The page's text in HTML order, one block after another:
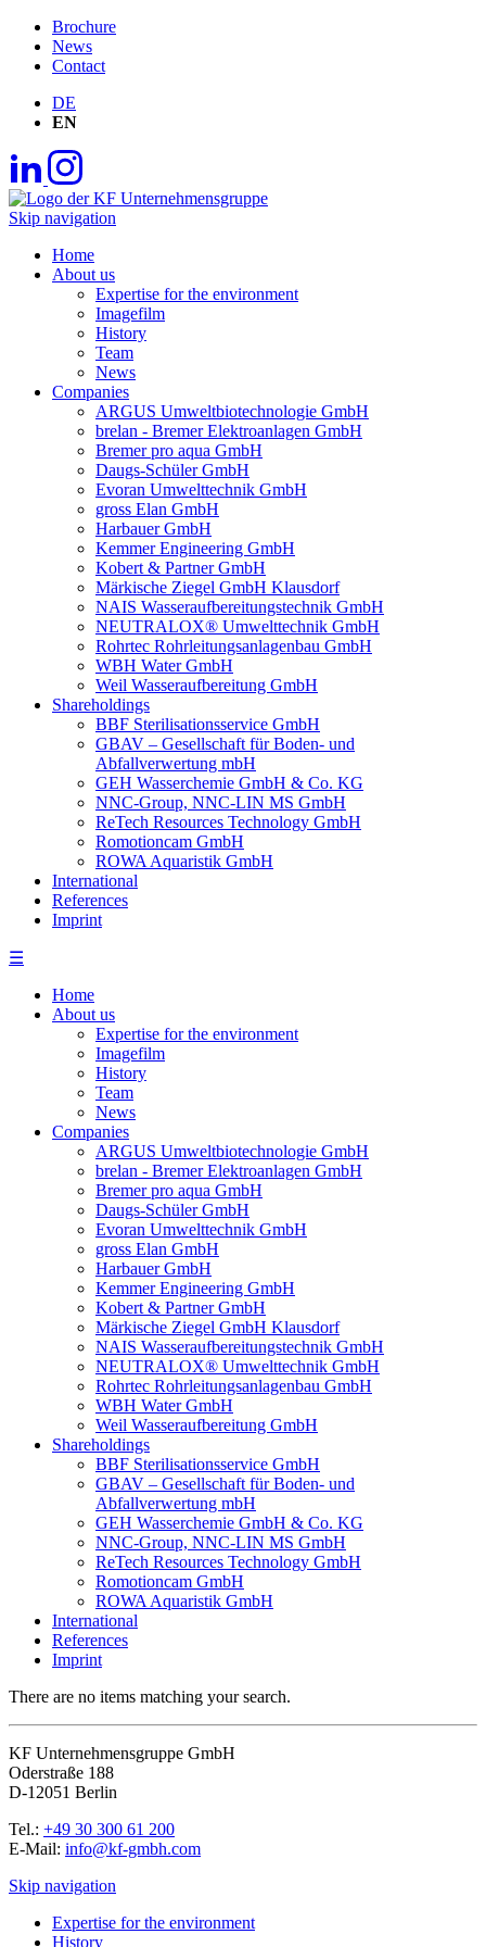
Brochure
News
Contact
DE
EN
Skip navigation
Home
About us
Expertise for the environment
Imagefilm
History
Team
News
Companies
ARGUS Umweltbiotechnologie GmbH
brelan - Bremer Elektroanlagen GmbH
Bremer pro aqua GmbH
Daugs-Schüler GmbH
Evoran Umwelt­technik GmbH
gross Elan GmbH
Harbauer GmbH
Kemmer Engineering GmbH
Kobert & Partner GmbH
Märkische Ziegel GmbH Klausdorf
NAIS Wasseraufbereitungstechnik GmbH
NEUTRALOX® Umwelttechnik GmbH
Rohrtec Rohrleitungsanlagenbau GmbH
WBH Water GmbH
Weil Wasseraufbereitung GmbH
Shareholdings
BBF Sterilisationsservice GmbH
GBAV – Gesellschaft für Boden- und
Abfallverwertung mbH
GEH Wasserchemie GmbH & Co. KG
NNC-Group, NNC-LIN MS GmbH
ReTech Resources Technology GmbH
Romotioncam GmbH
ROWA Aquaristik GmbH
International
References
Imprint
☰
Home
About us
Expertise for the environment
Imagefilm
History
Team
News
Companies
ARGUS Umweltbiotechnologie GmbH
brelan - Bremer Elektroanlagen GmbH
Bremer pro aqua GmbH
Daugs-Schüler GmbH
Evoran Umwelt­technik GmbH
gross Elan GmbH
Harbauer GmbH
Kemmer Engineering GmbH
Kobert & Partner GmbH
Märkische Ziegel GmbH Klausdorf
NAIS Wasseraufbereitungstechnik GmbH
NEUTRALOX® Umwelttechnik GmbH
Rohrtec Rohrleitungsanlagenbau GmbH
WBH Water GmbH
Weil Wasseraufbereitung GmbH
Shareholdings
BBF Sterilisationsservice GmbH
GBAV – Gesellschaft für Boden- und
Abfallverwertung mbH
GEH Wasserchemie GmbH & Co. KG
NNC-Group, NNC-LIN MS GmbH
ReTech Resources Technology GmbH
Romotioncam GmbH
ROWA Aquaristik GmbH
International
References
Imprint
There are no items matching your search.
KF Unternehmensgruppe GmbH
Oderstraße 188
D-12051 Berlin
Tel.: +49 30 300 61 200
E-Mail: info@kf-gmbh.com
Skip navigation
Expertise for the environment
History